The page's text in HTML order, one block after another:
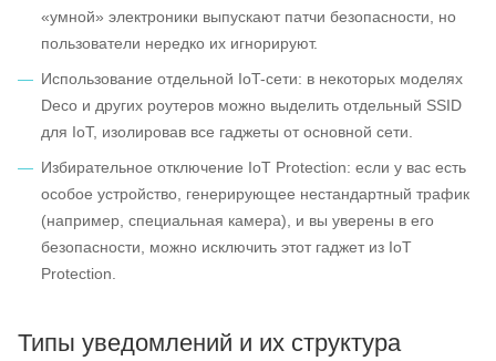
«умной» электроники выпускают патчи безопасности, но
пользователи нередко их игнорируют.
Использование отдельной IoT-сети: в некоторых моделях
Deco и других роутеров можно выделить отдельный SSID
для IoT, изолировав все гаджеты от основной сети.
Избирательное отключение IoT Protection: если у вас есть
особое устройство, генерирующее нестандартный трафик
(например, специальная камера), и вы уверены в его
безопасности, можно исключить этот гаджет из IoT
Protection.
Типы уведомлений и их структура